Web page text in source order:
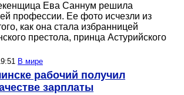
Ева Саннум решила
профессии. Ее фото исчезли из
как она стала избранницей
престола, принца Астурийского
В мире
рабочий получил
зарплаты